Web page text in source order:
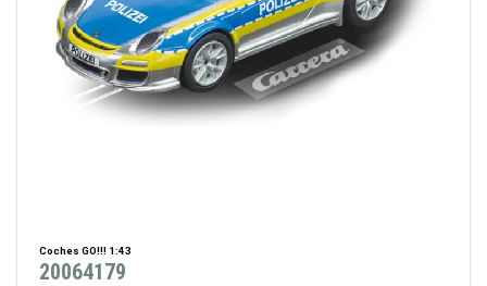
Coches GO!!! 1:43
20064179